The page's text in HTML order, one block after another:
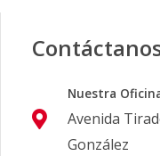
Nuestra
Avenida
González